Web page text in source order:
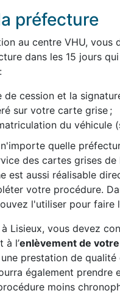
préfecture
au centre VHU, vous
dans les 15 jours
cession et la
sur votre carte grise ;
du véhicule
quelle
des cartes grises
est aussi réalisable
votre procédure.
l'utiliser pour faire
Lisieux, vous devez
à l’enlèvement de
prestation de
également prendre
moins